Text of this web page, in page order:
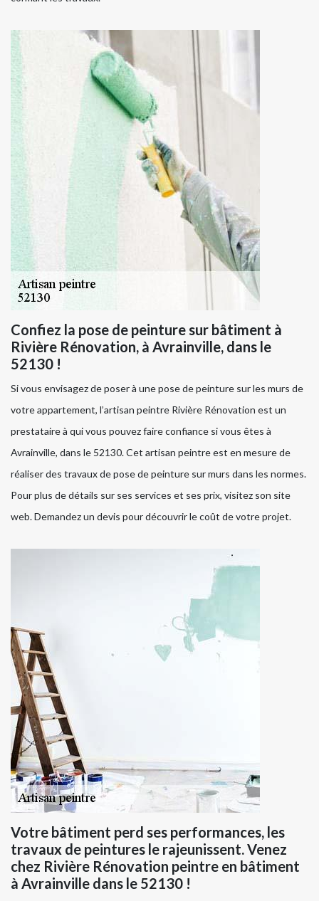
Confiez la pose de peinture sur bâtiment à
Rivière Rénovation, à Avrainville, dans le
52130 !
Si vous envisagez de poser à une pose de peinture sur les murs de
votre appartement, l’artisan peintre Rivière Rénovation est un
prestataire à qui vous pouvez faire confiance si vous êtes à
Avrainville, dans le 52130. Cet artisan peintre est en mesure de
réaliser des travaux de pose de peinture sur murs dans les normes.
Pour plus de détails sur ses services et ses prix, visitez son site
web. Demandez un devis pour découvrir le coût de votre projet.
Votre bâtiment perd ses performances, les
travaux de peintures le rajeunissent. Venez
chez Rivière Rénovation peintre en bâtiment
à Avrainville dans le 52130 !